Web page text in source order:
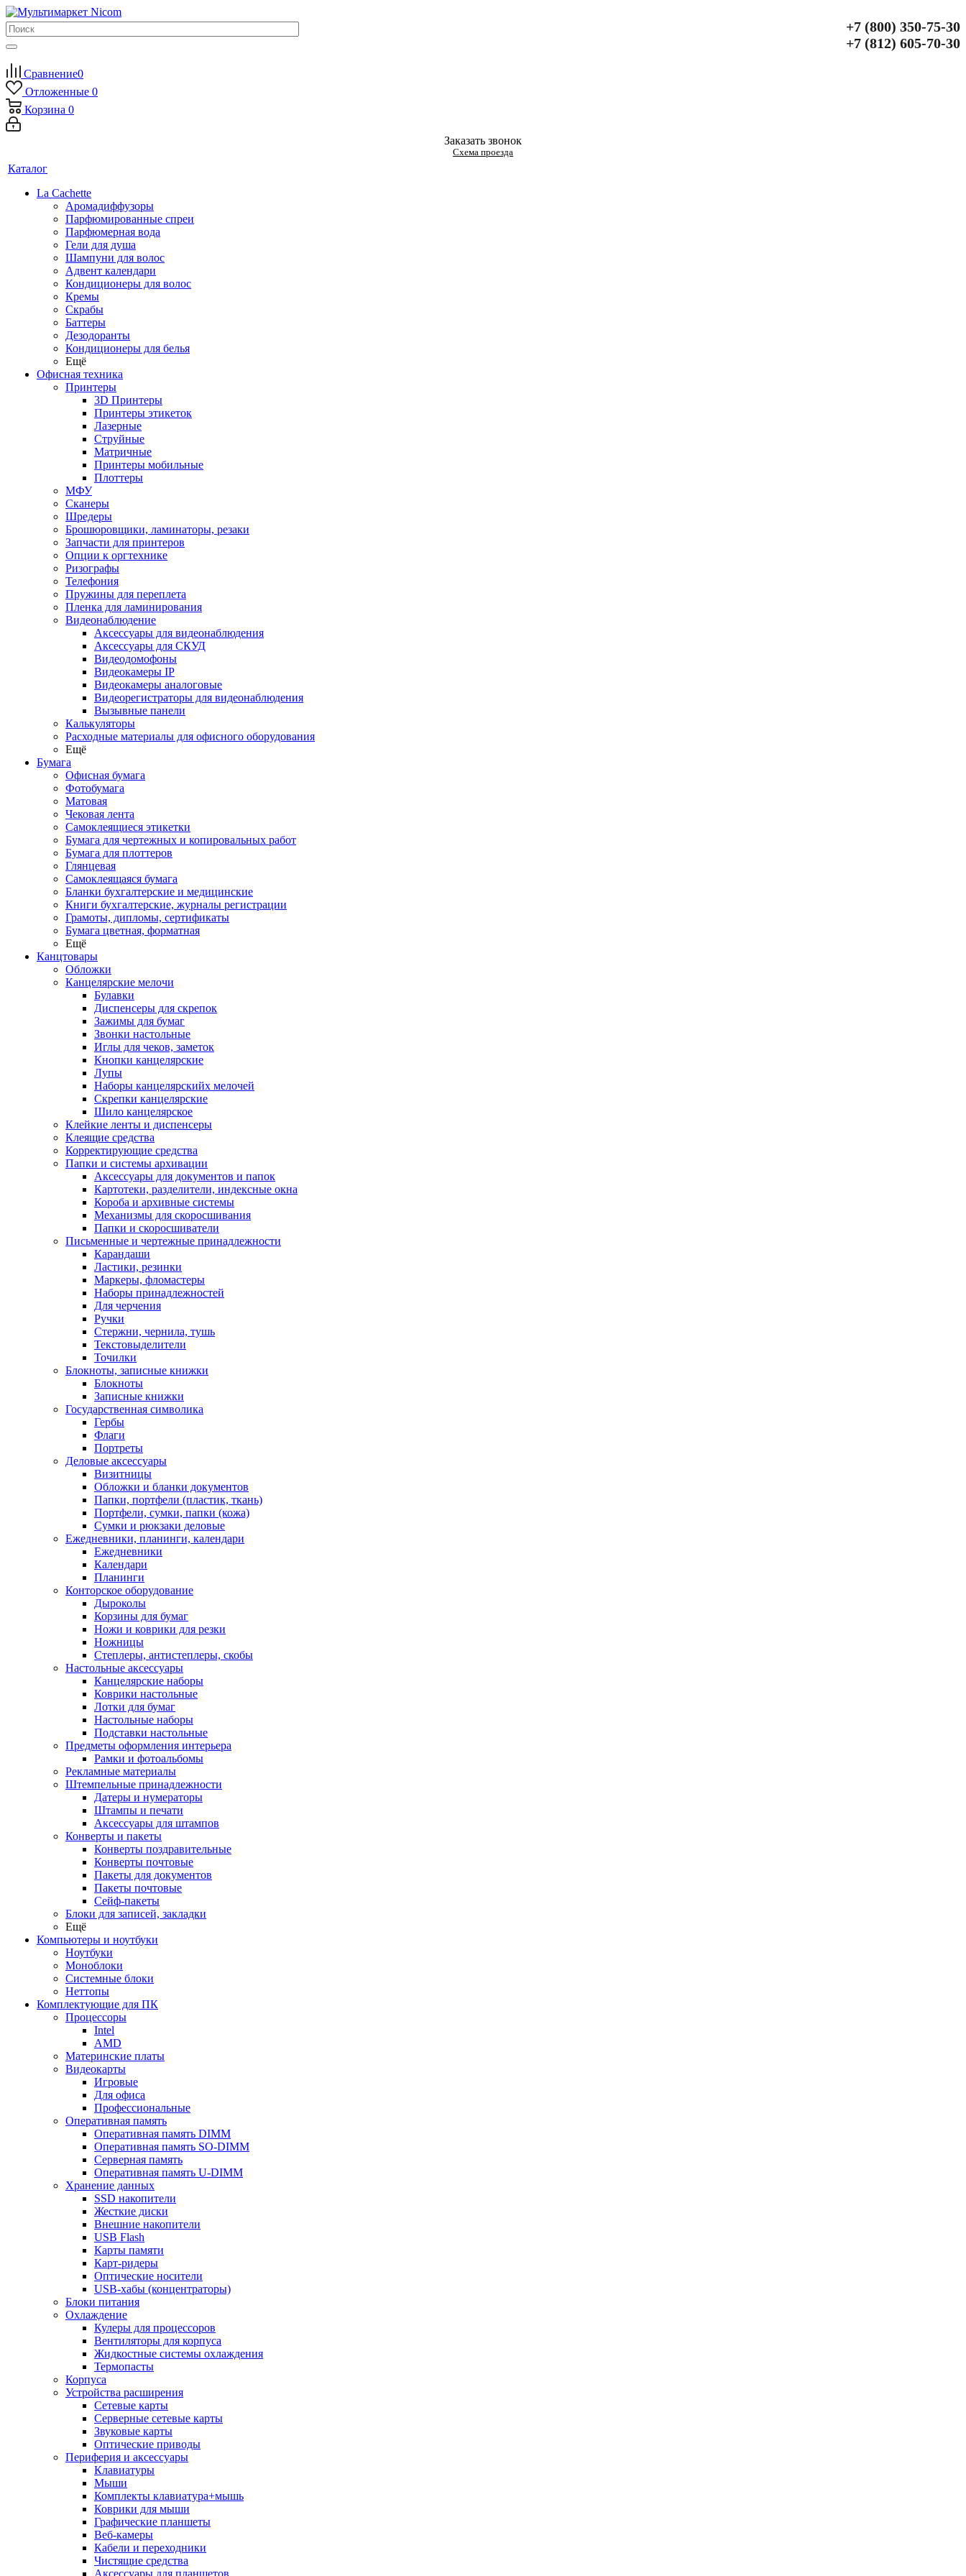
+7 (800) 350‑75‑30
+7 (812) 605‑70‑30
Сравнение0
Отложенные 0
Корзина 0
Заказать звонок
Схема проезда
Каталог
La Cachette
Аромадиффузоры
Парфюмированные спреи
Парфюмерная вода
Гели для душа
Шампуни для волос
Адвент календари
Кондиционеры для волос
Кремы
Скрабы
Баттеры
Дезодоранты
Кондиционеры для белья
Ещё
Офисная техника
Принтеры
3D Принтеры
Принтеры этикеток
Лазерные
Струйные
Матричные
Принтеры мобильные
Плоттеры
МФУ
Сканеры
Шредеры
Брошюровщики, ламинаторы, резаки
Запчасти для принтеров
Опции к оргтехнике
Ризографы
Телефония
Пружины для переплета
Пленка для ламинирования
Видеонаблюдение
Аксессуары для видеонаблюдения
Аксессуары для СКУД
Видеодомофоны
Видеокамеры IP
Видеокамеры аналоговые
Видеорегистраторы для видеонаблюдения
Вызывные панели
Калькуляторы
Расходные материалы для офисного оборудования
Ещё
Бумага
Офисная бумага
Фотобумага
Матовая
Чековая лента
Самоклеящиеся этикетки
Бумага для чертежных и копировальных работ
Бумага для плоттеров
Глянцевая
Самоклеящаяся бумага
Бланки бухгалтерские и медицинские
Книги бухгалтерские, журналы регистрации
Грамоты, дипломы, сертификаты
Бумага цветная, форматная
Ещё
Канцтовары
Обложки
Канцелярские мелочи
Булавки
Диспенсеры для скрепок
Зажимы для бумаг
Звонки настольные
Иглы для чеков, заметок
Кнопки канцелярские
Лупы
Наборы канцелярскийх мелочей
Скрепки канцелярские
Шило канцелярское
Клейкие ленты и диспенсеры
Клеящие средства
Корректирующие средства
Папки и системы архивации
Аксессуары для документов и папок
Картотеки, разделители, индексные окна
Короба и архивные системы
Механизмы для скоросшивания
Папки и скоросшиватели
Письменные и чертежные принадлежности
Карандаши
Ластики, резинки
Маркеры, фломастеры
Наборы принадлежностей
Для черчения
Ручки
Стержни, чернила, тушь
Текстовыделители
Точилки
Блокноты, записные книжки
Блокноты
Записные книжки
Государственная символика
Гербы
Флаги
Портреты
Деловые аксессуары
Визитницы
Обложки и бланки документов
Папки, портфели (пластик, ткань)
Портфели, сумки, папки (кожа)
Сумки и рюкзаки деловые
Ежедневники, планинги, календари
Ежедневники
Календари
Планинги
Конторское оборудование
Дыроколы
Корзины для бумаг
Ножи и коврики для резки
Ножницы
Степлеры, антистеплеры, скобы
Настольные аксессуары
Канцелярские наборы
Коврики настольные
Лотки для бумаг
Настольные наборы
Подставки настольные
Предметы оформления интерьера
Рамки и фотоальбомы
Рекламные материалы
Штемпельные принадлежности
Датеры и нумераторы
Штампы и печати
Аксессуары для штампов
Конверты и пакеты
Конверты поздравительные
Конверты почтовые
Пакеты для документов
Пакеты почтовые
Сейф-пакеты
Блоки для записей, закладки
Ещё
Компьютеры и ноутбуки
Ноутбуки
Моноблоки
Системные блоки
Неттопы
Комплектующие для ПК
Процессоры
Intel
AMD
Материнские платы
Видеокарты
Игровые
Для офиса
Профессиональные
Оперативная память
Оперативная память DIMM
Оперативная память SO-DIMM
Серверная память
Оперативная память U-DIMM
Хранение данных
SSD накопители
Жесткие диски
Внешние накопители
USB Flash
Карты памяти
Карт-ридеры
Оптические носители
USB-хабы (концентраторы)
Блоки питания
Охлаждение
Кулеры для процессоров
Вентиляторы для корпуса
Жидкостные системы охлаждения
Термопасты
Корпуса
Устройства расширения
Сетевые карты
Серверные сетевые карты
Звуковые карты
Оптические приводы
Периферия и аксессуары
Клавиатуры
Мыши
Комплекты клавиатура+мышь
Коврики для мыши
Графические планшеты
Веб-камеры
Кабели и переходники
Чистящие средства
Аксессуары для планшетов